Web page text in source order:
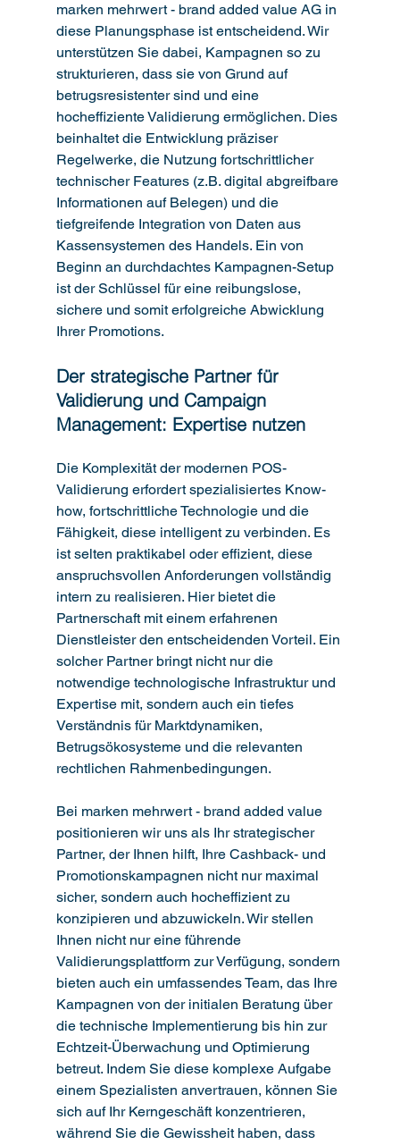
marken mehrwert - brand added value AG in
diese Planungsphase ist entscheidend. Wir
unterstützen Sie dabei, Kampagnen so zu
strukturieren, dass sie von Grund auf
betrugsresistenter sind und eine
hocheffiziente Validierung ermöglichen. Dies
beinhaltet die Entwicklung präziser
Regelwerke, die Nutzung fortschrittlicher
technischer Features (z.B. digital abgreifbare
Informationen auf Belegen) und die
tiefgreifende Integration von Daten aus
Kassensystemen des Handels. Ein von
Beginn an durchdachtes Kampagnen-Setup
ist der Schlüssel für eine reibungslose,
sichere und somit erfolgreiche Abwicklung
Ihrer Promotions.
Der strategische Partner für
Validierung und Campaign
Management: Expertise nutzen
Die Komplexität der modernen POS-
Validierung erfordert spezialisiertes Know-
how, fortschrittliche Technologie und die
Fähigkeit, diese intelligent zu verbinden. Es
ist selten praktikabel oder effizient, diese
anspruchsvollen Anforderungen vollständig
intern zu realisieren. Hier bietet die
Partnerschaft mit einem erfahrenen
Dienstleister den entscheidenden Vorteil. Ein
solcher Partner bringt nicht nur die
notwendige technologische Infrastruktur und
Expertise mit, sondern auch ein tiefes
Verständnis für Marktdynamiken,
Betrugsökosysteme und die relevanten
rechtlichen Rahmenbedingungen.
Bei marken mehrwert - brand added value
positionieren wir uns als Ihr strategischer
Partner, der Ihnen hilft, Ihre Cashback- und
Promotionskampagnen nicht nur maximal
sicher, sondern auch hocheffizient zu
konzipieren und abzuwickeln. Wir stellen
Ihnen nicht nur eine führende
Validierungsplattform zur Verfügung, sondern
bieten auch ein umfassendes Team, das Ihre
Kampagnen von der initialen Beratung über
die technische Implementierung bis hin zur
Echtzeit-Überwachung und Optimierung
betreut. Indem Sie diese komplexe Aufgabe
einem Spezialisten anvertrauen, können Sie
sich auf Ihr Kerngeschäft konzentrieren,
während Sie die Gewissheit haben, dass